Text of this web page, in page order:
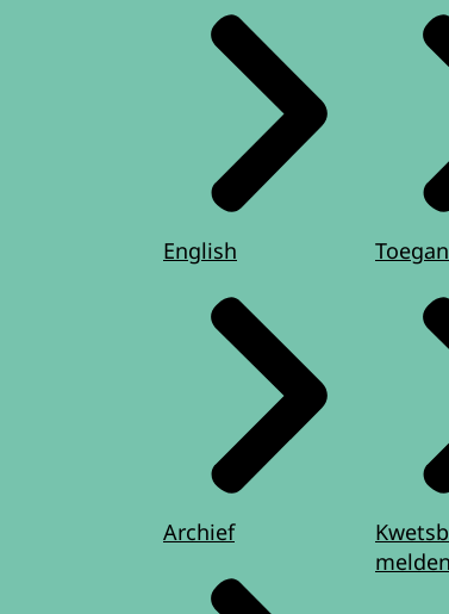
English
Archief